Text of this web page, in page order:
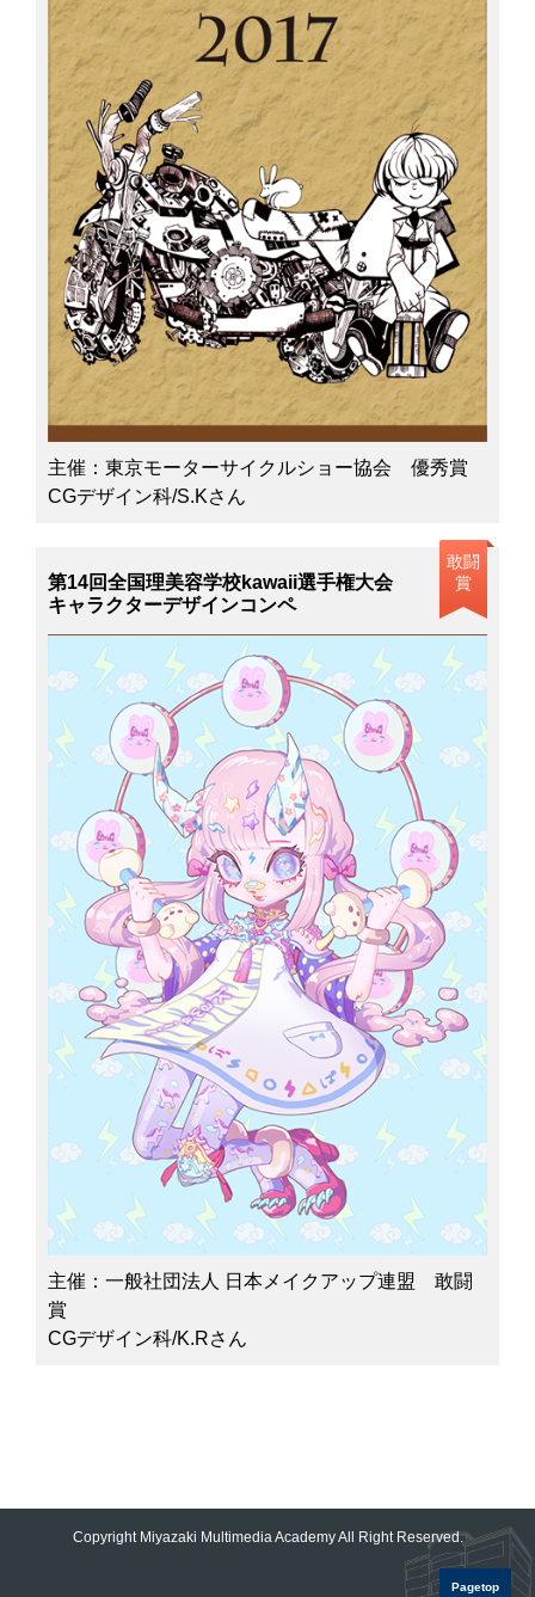
主催：東京モーターサイクルショー協会 優秀賞
CGデザイン科/S.Kさん
敢闘
賞
第14回全国理美容学校kawaii選手権大会
キャラクターデザインコンペ
主催：一般社団法人 日本メイクアップ連盟 敢闘
賞
CGデザイン科/K.Rさん
Pagetop
Copyright Miyazaki Multimedia Academy All Right Reserved.